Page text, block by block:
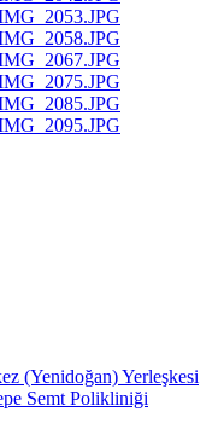
(Yenidoğan) Yerleşkesi
Semt Polikliniği